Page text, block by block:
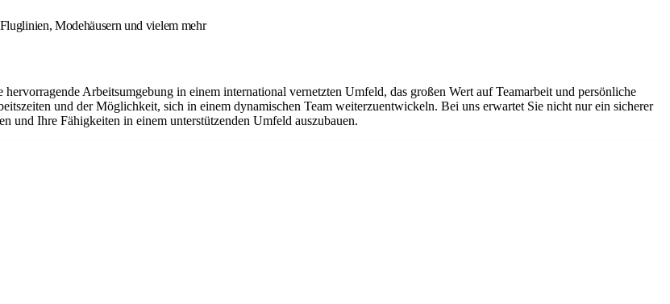
Modehäusern und vielem mehr
Arbeitsumgebung in einem international vernetzten Umfeld, das großen Wert auf Teamarbeit und persönliche
und der Möglichkeit, sich in einem dynamischen Team weiterzuentwickeln. Bei uns erwartet Sie nicht nur ein sicherer
und Ihre Fähigkeiten in einem unterstützenden Umfeld auszubauen.